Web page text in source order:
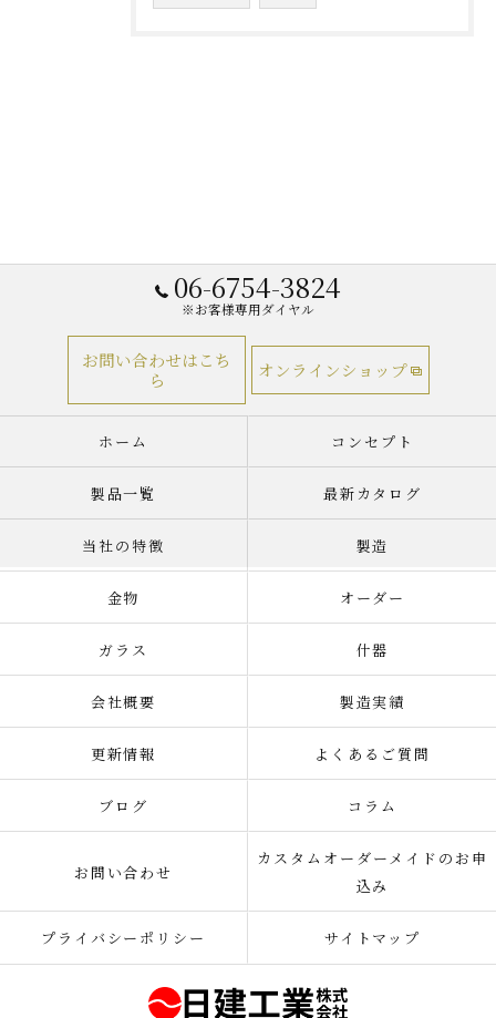
06-6754-3824
※お客様専用ダイヤル
お問い合わせはこち
ら
オンラインショップ
ホーム コンセプト
製品一覧 最新カタログ
当社の特徴 製造
金物 オーダー
ガラス 什器
会社概要 製造実績
更新情報 よくあるご質問
ブログ コラム
お問い合わせ
カスタムオーダーメイドのお申
込み
プライバシーポリシー サイトマップ